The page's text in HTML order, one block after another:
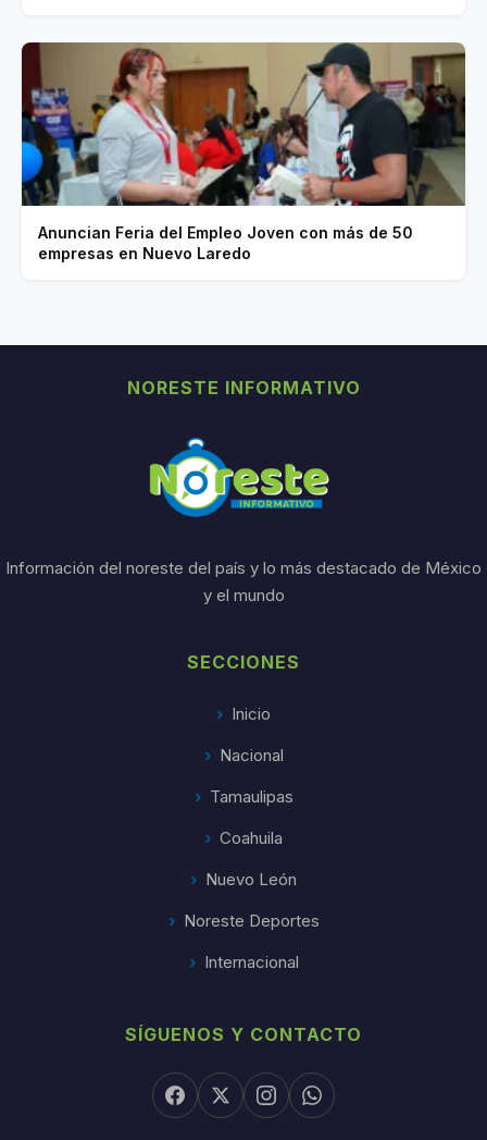
Anuncian Feria del Empleo Joven con más de 50
empresas en Nuevo Laredo
NORESTE INFORMATIVO
Información del noreste del país y lo más destacado de México
y el mundo
SECCIONES
Inicio
Nacional
Tamaulipas
Coahuila
Nuevo León
Noreste Deportes
Internacional
SÍGUENOS Y CONTACTO